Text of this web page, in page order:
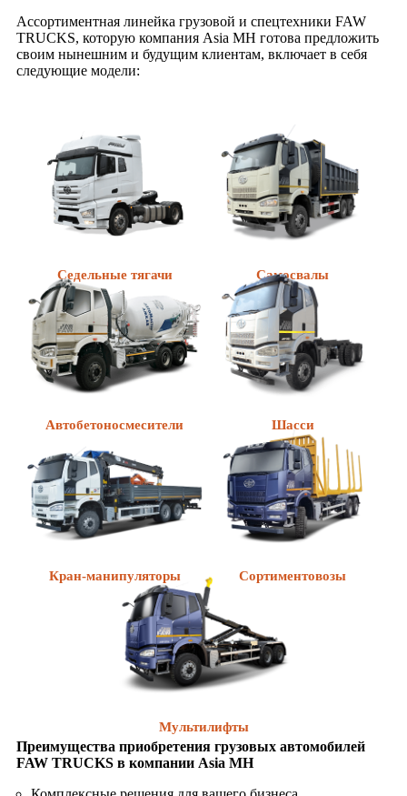
Ассортиментная линейка грузовой и спецтехники FAW
TRUCKS, которую компания Asia MH готова предложить
своим нынешним и будущим клиентам, включает в себя
следующие модели:
Седельные тягачи Самосвалы
Автобетоносмесители Шасси
Кран-манипуляторы Сортиментовозы
Мультилифты
Преимущества приобретения грузовых автомобилей
FAW TRUCKS в компании Asia MH